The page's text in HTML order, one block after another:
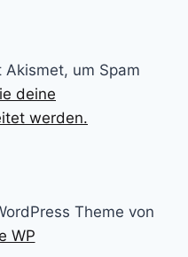
um Spam
deine
werden.
Theme von
WP